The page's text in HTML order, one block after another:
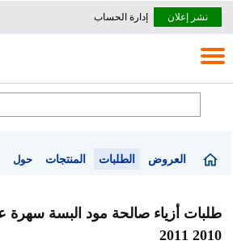
نشر إعلان إدارة الحساب
العروض الطلبات المنتجات حول
طلبات أزياء صالحة مود البسة
2010 2011